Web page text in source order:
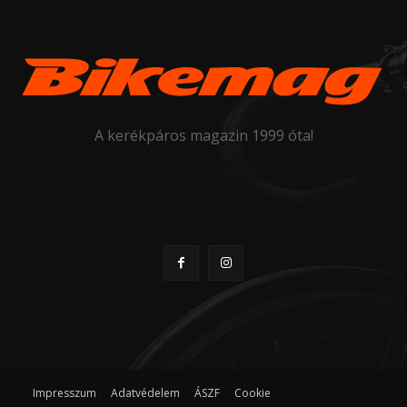
A kerékpáros magazin 1999 óta!
Impresszum Adatvédelem ÁSZF
Cookie